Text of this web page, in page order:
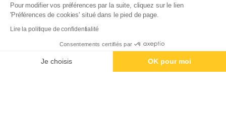
Pour modifier vos préférences par la suite, cliquez sur le lien
'Préférences de cookies' situé dans le pied de page.
Lire la politique de confidentialité
Consentements certifiés par
Je choisis OK pour moi
Créer mon entreprise - 0€
4,9Trustpilot+372 avis
01 76 31 04 86
2 place de la République, 54000 Nancy
La news' des entrepreneurs